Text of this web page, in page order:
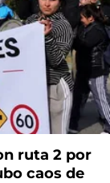
ruta 2 por
caos de